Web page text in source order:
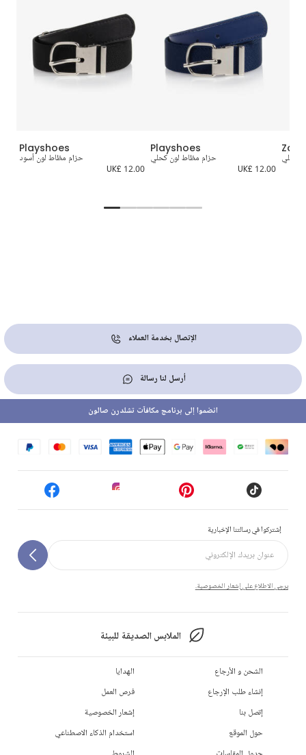
Playshoes
حزام مطّاط لون أسود
UK£ 12.00
Playshoes
حزام مطّاط لون كحلي
UK£ 12.00
كحلي
الإتصال بخدمة العملاء
أرسل لنا رسالة
إشتركوا في رسالتنا الإخبارية
يرجى الاطلاع على إشعار الخصوصية.
الملابس الصديقة للبيئة
انضموا إلى برنامج مكافآت تشلدرن صالون
الشحن و الأرجاع
إنشاء طلب الإرجاع
إتصل بنا
حول الموقع
الهدايا
فرص العمل
إشعار الخصوصية
استخدام الذكاء الاصطناعي